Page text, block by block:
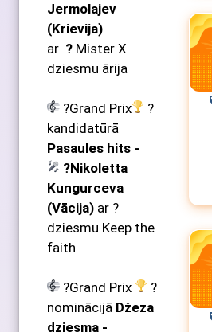
Jermolajev
(Krievija)
ar ? Mister X
dziesmu ārija
?Grand Prix
?
kandidatūrā
Pasaules hits -
?Nikoletta
Kungurceva
(Vācija) ar ?
dziesmu Keep the
faith
?Grand Prix
?
nominācijā Džeza
dziesma -